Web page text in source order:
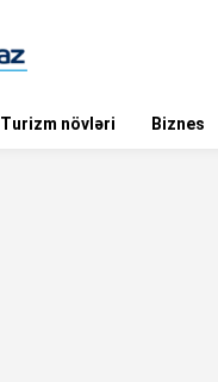
Turizm növləri Biznes